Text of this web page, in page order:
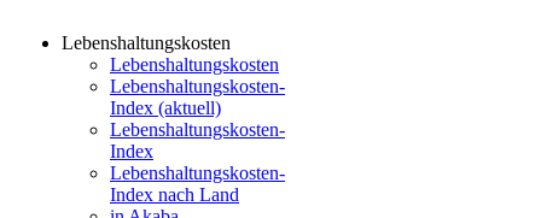
Lebenshaltungskosten
Lebenshaltungskosten
Lebenshaltungskosten-
Index (aktuell)
Lebenshaltungskosten-
Index
Lebenshaltungskosten-
Index nach Land